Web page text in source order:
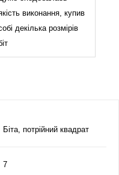
виконання, купив
декілька розмірів
Біта, потрійний квадрат
7